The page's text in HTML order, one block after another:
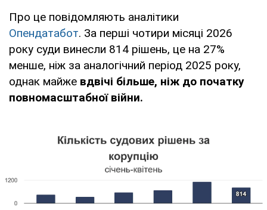
Про це повідомляють аналітики
Опендатабот. За перші чотири місяці 2026
року суди винесли 814 рішень, це на 27%
менше, ніж за аналогічний період 2025 року,
однак майже вдвічі більше, ніж до початку
повномасштабної війни.